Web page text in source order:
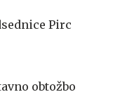
Pirc
obtožbo